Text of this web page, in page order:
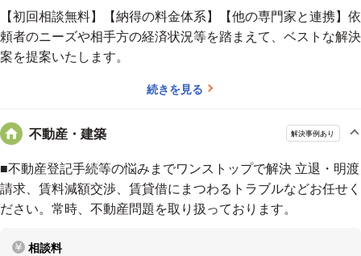
弁護士法人A.I.ステップの特色
①気軽にご相談いただけるように
•できる限り、即日相談に応じます
②安心の料金体系
•分割払いにも対応します
•明確な料金体系（契約前に見積もりを出します）
•法テラス利用可能
③弁護士の取扱事件等について
•離婚、遺産相続、交通事故、債務整理、消費者問題等の一
【初回相談無料】【納得の料金体系】【他の専門家と連携】依
頼者のニーズや相手方の経済状況等を踏まえて、ベストな解決
案を提案いたします。
続きを見る
不動産・建築 解決事例あり
■不動産登記手続等の悩みまでワンストップで解決 立退・明渡
請求、賃料減額交渉、賃貸借にまつわるトラブルなどお任せく
ださい。常時、不動産問題を取り扱っております。
相談料